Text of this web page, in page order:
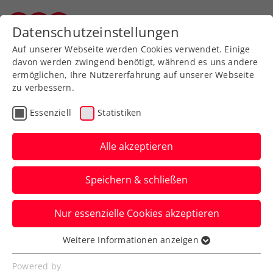
Zurück zur Newsübersicht
Turniere
Erste Bank Open:
Shapovalov fordert im
Wien-Finale topgesetzten
Medvedev
Beide entscheiden beim ATP-500-Turnier
ihre Halbfinalpartien in der Wiener
Stadthalle klar in zwei Sätzen für sich.
Datenschutzeinstellungen
Auf unserer Webseite werden Cookies verwendet. Einige
davon werden zwingend benötigt, während es uns andere
ermöglichen, Ihre Nutzererfahrung auf unserer Webseite
zu verbessern.
Essenziell Statistiken
Alle akzeptieren
Speichern & schließen
Nur essenzielle Cookies akzeptieren
Essenziell
Essenzielle Cookies werden für grundlegende
Weitere Informationen anzeigen
Powered by